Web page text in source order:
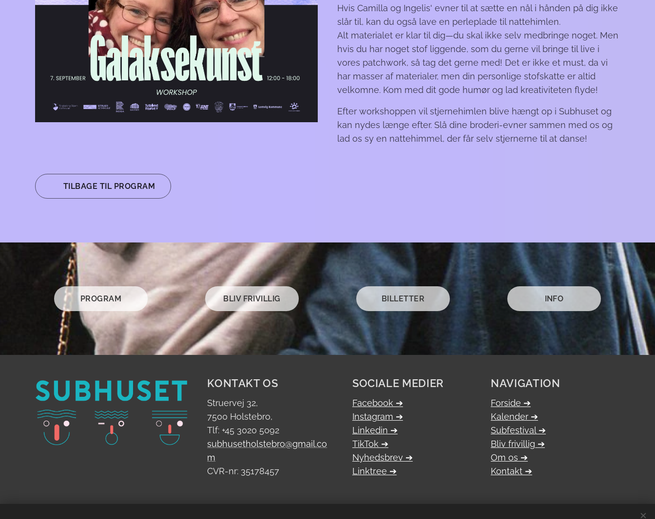
Hvis Camilla og Ingelis' evner til at sætte en nål i hånden på dig ikke
slår til, kan du også lave en perleplade til nattehimlen.
Alt materialet er klar til dig—du skal ikke selv medbringe noget. Men
hvis du har noget stof liggende, som du gerne vil bringe til live i
vores patchwork, så tag det gerne med! Det er ikke et must, da vi
har masser af materialer, men din personlige stofskatte er altid
velkomne. Kom med dit gode humør og lad kreativiteten flyde!
Efter workshoppen vil stjernehimlen blive hængt op i Subhuset og
kan nydes længe efter. Slå dine broderi-evner sammen med os og
lad os sy en nattehimmel, der får selv stjernerne til at danse!
⬅︎ TILBAGE TIL PROGRAM
PROGRAM BLIV FRIVILLIG BILLETTER INFO
KONTAKT OS
Struervej 32,
7500 Holstebro,
Tlf: +45 3020 5092
subhusetholstebro@gmail.co
m
CVR-nr: 35178457
SOCIALE MEDIER
Facebook ➔
Instagram ➔
Linkedin ➔
TikTok ➔
Nyhedsbrev ➔
Linktr.ee ➔
NAVIGATION
Forside ➔
Kalender ➔
Subfestival➔
Bliv frivillig ➔
Om os ➔
Kontakt ➔